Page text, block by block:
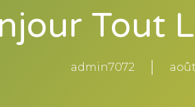
Tout
admin7072